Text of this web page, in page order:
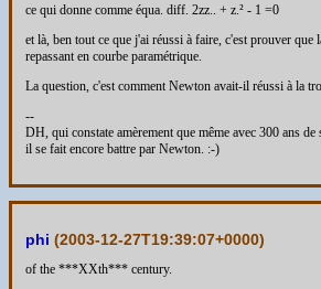
ce qui donne comme équa. diff. 2zz.. + z.² - 1 =0
et là, ben tout ce que j'ai réussi à faire, c'est prouver que
repassant en courbe paramétrique.
La question, c'est comment Newton avait-il réussi à la
--
DH, qui constate amèrement que même avec 300 ans
il se fait encore battre par Newton. :-)
phi (2003-12-27T19:39:07+0000)
of the ***XXth*** century.